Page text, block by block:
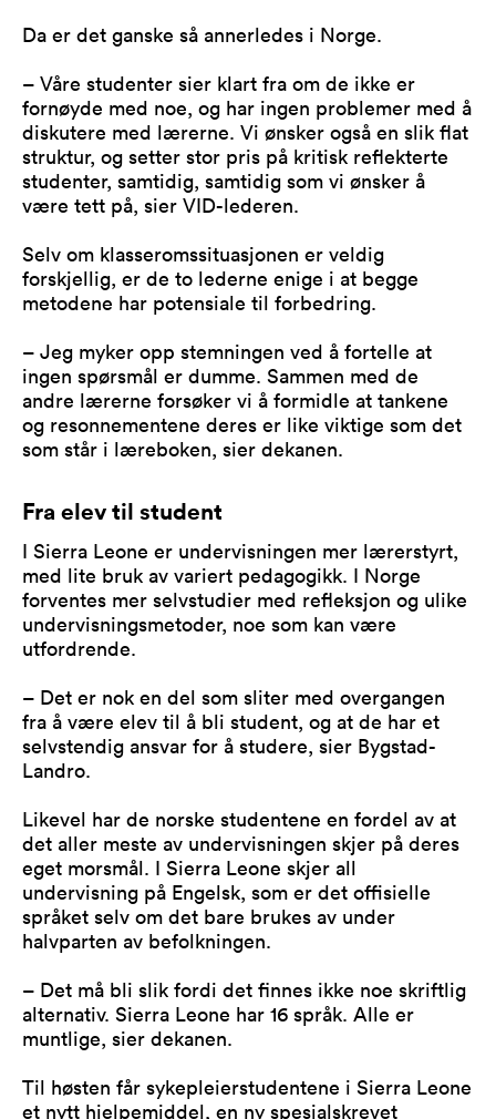
Da er det ganske så annerledes i Norge.
– Våre studenter sier klart fra om de ikke er
fornøyde med noe, og har ingen problemer med å
diskutere med lærerne. Vi ønsker også en slik flat
struktur, og setter stor pris på kritisk reflekterte
studenter, samtidig, samtidig som vi ønsker å
være tett på, sier VID-lederen.
Selv om klasseromssituasjonen er veldig
forskjellig, er de to lederne enige i at begge
metodene har potensiale til forbedring.
– Jeg myker opp stemningen ved å fortelle at
ingen spørsmål er dumme. Sammen med de
andre lærerne forsøker vi å formidle at tankene
og resonnementene deres er like viktige som det
som står i læreboken, sier dekanen.
Fra elev til student
I Sierra Leone er undervisningen mer lærerstyrt,
med lite bruk av variert pedagogikk. I Norge
forventes mer selvstudier med refleksjon og ulike
undervisningsmetoder, noe som kan være
utfordrende.
– Det er nok en del som sliter med overgangen
fra å være elev til å bli student, og at de har et
selvstendig ansvar for å studere, sier Bygstad-
Landro.
Likevel har de norske studentene en fordel av at
det aller meste av undervisningen skjer på deres
eget morsmål. I Sierra Leone skjer all
undervisning på Engelsk, som er det offisielle
språket selv om det bare brukes av under
halvparten av befolkningen.
– Det må bli slik fordi det finnes ikke noe skriftlig
alternativ. Sierra Leone har 16 språk. Alle er
muntlige, sier dekanen.
Til høsten får sykepleierstudentene i Sierra Leone
et nytt hjelpemiddel, en ny spesialskrevet